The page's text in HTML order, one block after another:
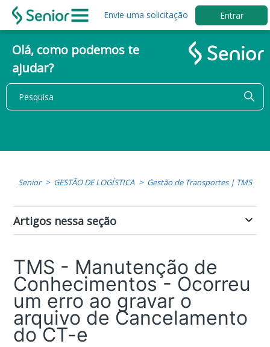
Envie uma solicitação Entrar
Olá, como podemos te
ajudar?
Senior GESTÃO DE LOGÍSTICA Gestão de Transportes | TMS
Artigos nessa seção
TMS - Manutenção de
Conhecimentos - Ocorreu
um erro ao gravar o
arquivo de Cancelamento
do CT-e